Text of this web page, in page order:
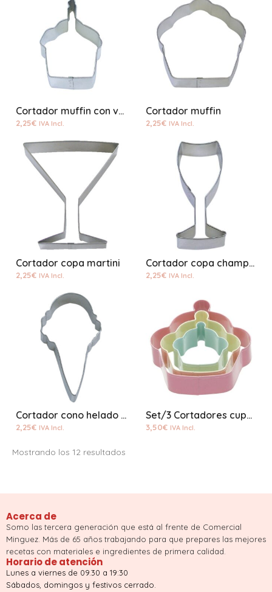
Cortador muffin con vela
2,25€ IVA Incl.
Cortador muffin
2,25€ IVA Incl.
Cortador copa martini
2,25€ IVA Incl.
Cortador copa champan
2,25€ IVA Incl.
Cortador cono helado pequeño
2,25€ IVA Incl.
Set/3 Cortadores cupcake
3,50€ IVA Incl.
Mostrando los 12 resultados
Acerca de
Somo las tercera generación que está al frente de Comercial
Minguez. Más de 65 años trabajando para que prepares las mejores
recetas con materiales e ingredientes de primera calidad.
Horario de atención
Lunes a viernes de 09.30 a 19:30
Sábados, domingos y festivos cerrado.